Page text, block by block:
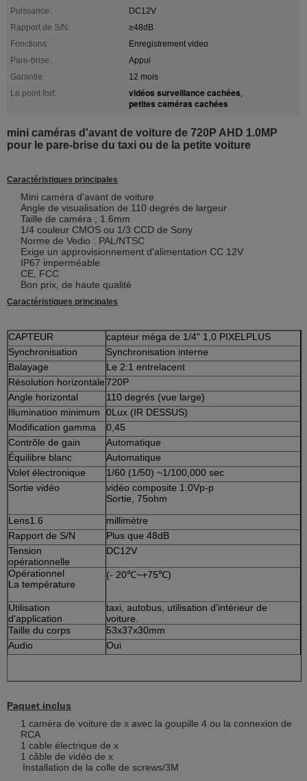
Puissance:
DC12V
Rapport de S/N:
≥48dB
Fonctions:
Enregistrement video
Pare-brise:
Appui
Garantie:
12 mois
Le point fort:
vidéos surveillance cachées,
petites caméras cachées
mini caméras d'avant de voiture de 720P AHD 1.0MP
pour le pare-brise du taxi ou de la petite voiture
Caractéristiques principales
Mini caméra d'avant de voiture
Angle de visualisation de 110 degrés de largeur
Taille de caméra ; 1.6mm
1/4 couleur CMOS ou 1/3 CCD de Sony
Norme de Vedio : PAL/NTSC
Exige un approvisionnement d'alimentation CC 12V
IP67 imperméable
CE, FCC
Bon prix, de haute qualité
Caractéristiques principales
CAPTEUR
capteur méga de 1/4" 1,0 PIXELPLUS
Synchronisation
Synchronisation interne
Balayage
Le 2:1 entrelacent
Résolution horizontale720P
Angle horizontal
110 degrés (vue large)
Illumination minimum
0Lux (IR DESSUS)
Modification gamma
0,45
Contrôle de gain
Automatique
Équilibre blanc
Automatique
Volet électronique
1/60 (1/50) ~1/100,000 sec
Sortie vidéo
vidéo composite 1.0Vp-p
Sortie, 75ohm
Lens1.6
millimètre
Rapport de S/N
Plus que 48dB
Tension
opérationnelle
DC12V
Opérationnel
La température
(- 20℃~+75℃)
Utilisation
d'application
taxi, autobus, utilisation d'intérieur de
voiture.
Taille du corps
53x37x30mm
Audio
Oui
Paquet inclus
1 caméra de voiture de x avec la goupille 4 ou la connexion de
RCA
1 cable électrique de x
1 câble de vidéo de x
Installation de la colle de screws/3M